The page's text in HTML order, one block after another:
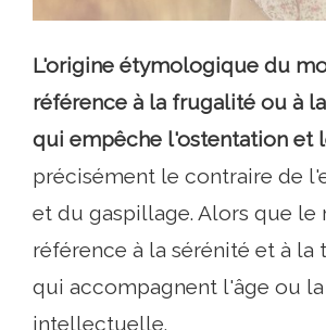
L'origine étymologique du
référence à la frugalité ou à
qui empêche l'ostentation et
précisément le contraire de
et du gaspillage. Alors que le
référence à la sérénité et à la
qui accompagnent l'âge ou
intellectuelle.